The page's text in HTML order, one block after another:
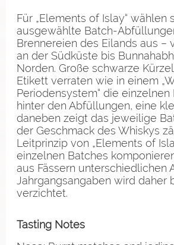
Für „Elements of Islay“ wählen
ausgewählte Batch-
Brennereien des Eilands aus –
an der Südküste bis
Norden. Große schwarze
Etikett verraten wie in einem
Periodensystem“ die einzelnen
hinter den Abfüllungen, eine
daneben zeigt das jeweilige
der Geschmack des Whiskys
Leitprinzip von „Elements of
einzelnen Batches
aus Fässern unterschiedlichen
Jahrgangsangaben wird daher
verzichtet.
Tasting Notes